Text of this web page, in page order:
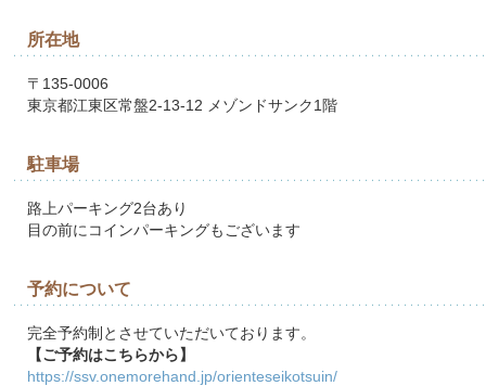
所在地
〒135-0006
東京都江東区常盤2-13-12 メゾンドサンク1階
駐車場
路上パーキング2台あり
目の前にコインパーキングもございます
予約について
完全予約制とさせていただいております。
【ご予約はこちらから】
https://ssv.onemorehand.jp/orienteseikotsuin/